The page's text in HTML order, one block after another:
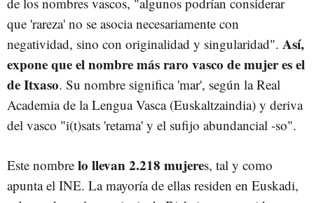
que 'rareza' no se asocia necesariamente con
negatividad, sino con originalidad y singularidad". Así,
expone que el nombre más raro vasco de mujer es el
de Itxaso. Su nombre significa 'mar', según la Real
Academia de la Lengua Vasca (Euskaltzaindia) y deriva
del vasco "i(t)sats 'retama' y el sufijo abundancial -so".
Este nombre lo llevan 2.218 mujeres, tal y como
apunta el INE. La mayoría de ellas residen en Euskadi,